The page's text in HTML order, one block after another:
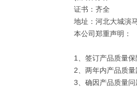
证书：齐全
地址：河北大城演
本公司郑重声明：
1、签订产品质量
2、两年内产品质
3、确因产品质量